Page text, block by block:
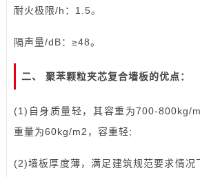
耐火极限/h：1.5。
隔声量/dB：≥48。
二、 聚苯颗粒夹芯复合墙板的优点：
(1)自身质量轻，其容重为700-800kg/
重量为60kg/m2，容重轻;
(2)墙板厚度薄，满足建筑规范要求情